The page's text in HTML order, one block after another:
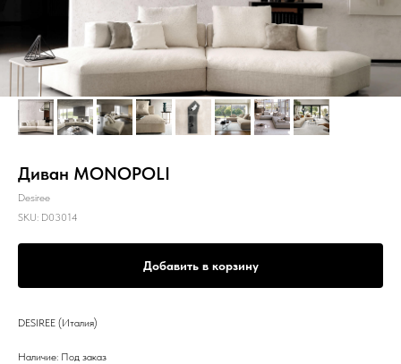
Диван MONOPOLI
Desiree
SKU: D03014
Добавить в корзину
DESIREE (Италия)
Наличие: Под заказ